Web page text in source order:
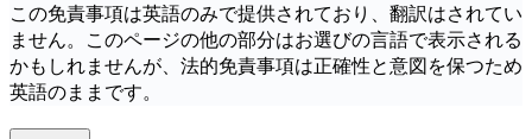
この免責事項は英語のみで提供されており、翻訳はされてい
ません。このページの他の部分はお選びの言語で表示される
かもしれませんが、法的免責事項は正確性と意図を保つため
英語のままです。